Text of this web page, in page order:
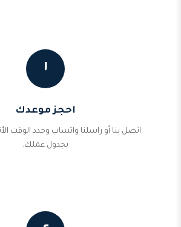
١
احجز موعدك
اتصل بنا أو راسلنا واتساب وحدد الوقت
بجدول عملك.